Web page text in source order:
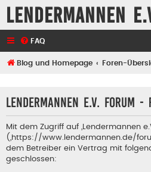
Lendermannen
FAQ
Blog und Homepage Foren-
Lendermannen e.V. Forum
Mit dem Zugriff auf „Lendermannen
(„https://www.lendermannen.de/
dem Betreiber ein Vertrag mit
geschlossen: